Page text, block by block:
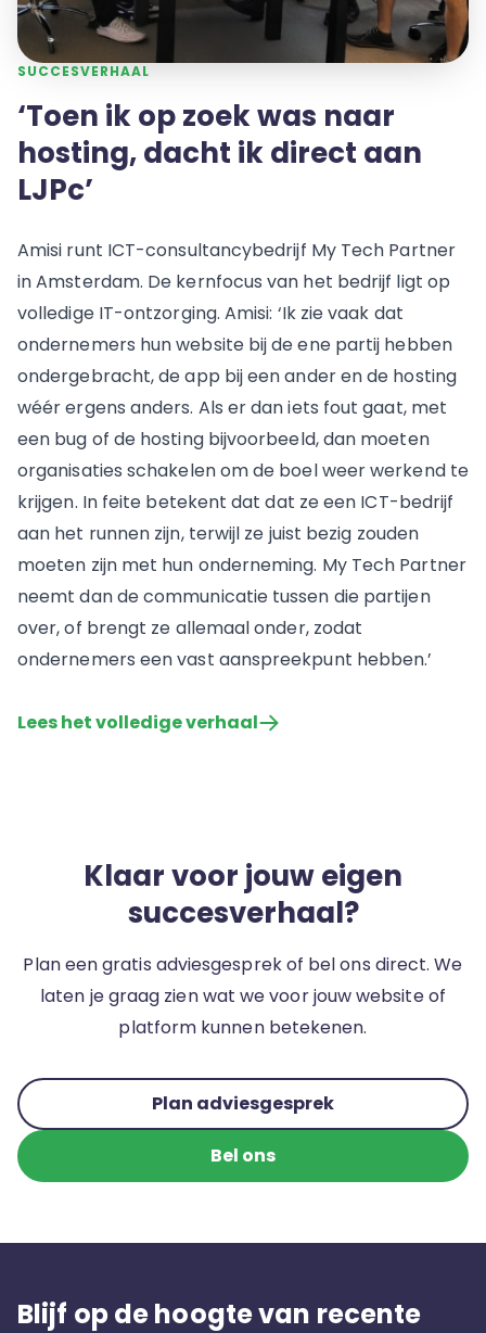
SUCCESVERHAAL
‘Toen ik op zoek was naar
hosting, dacht ik direct aan
LJPc’
Amisi runt ICT-consultancybedrijf My Tech Partner
in Amsterdam. De kernfocus van het bedrijf ligt op
volledige IT-ontzorging. Amisi: ‘Ik zie vaak dat
ondernemers hun website bij de ene partij hebben
ondergebracht, de app bij een ander en de hosting
wéér ergens anders. Als er dan iets fout gaat, met
een bug of de hosting bijvoorbeeld, dan moeten
organisaties schakelen om de boel weer werkend te
krijgen. In feite betekent dat dat ze een ICT-bedrijf
aan het runnen zijn, terwijl ze juist bezig zouden
moeten zijn met hun onderneming. My Tech Partner
neemt dan de communicatie tussen die partijen
over, of brengt ze allemaal onder, zodat
ondernemers een vast aanspreekpunt hebben.’
Lees het volledige verhaal
Klaar voor jouw eigen
succesverhaal?
Plan een gratis adviesgesprek of bel ons direct. We
laten je graag zien wat we voor jouw website of
platform kunnen betekenen.
Plan adviesgesprek
Bel ons
Blijf op de hoogte van recente